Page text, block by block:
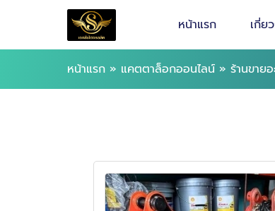
หน้าแรก เกี่ย
หน้าแรก » แคตตาล็อกออนไลน์ » ร้านขาย